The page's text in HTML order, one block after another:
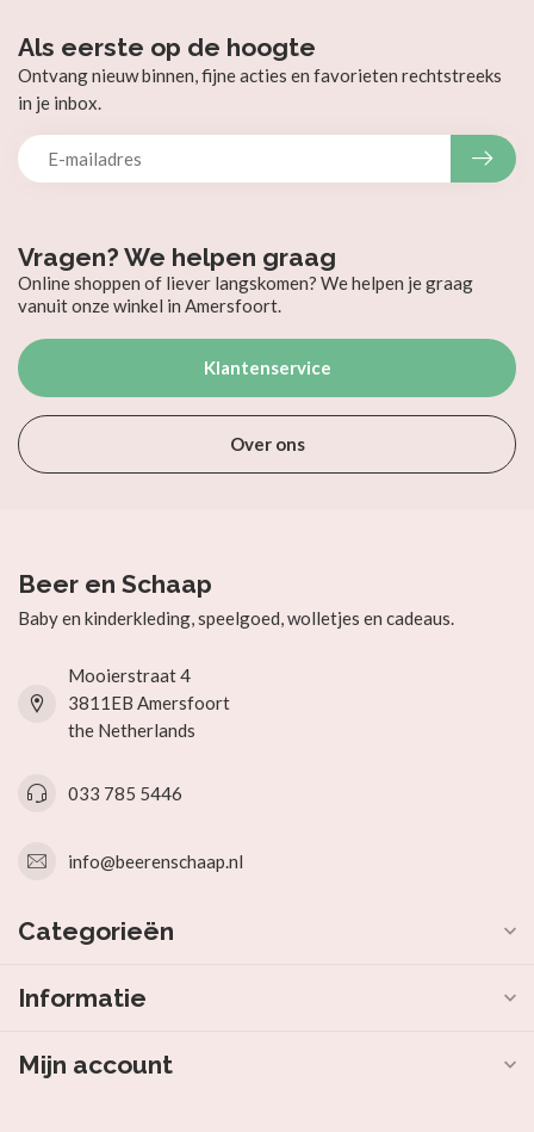
Vragen? We helpen graag
Online shoppen of liever langskomen? We helpen je graag
vanuit onze winkel in Amersfoort.
Klantenservice
Over ons
Als eerste op de hoogte
Ontvang nieuw binnen, fijne acties en favorieten rechtstreeks
in je inbox.
Beer en Schaap
Baby en kinderkleding, speelgoed, wolletjes en cadeaus.
Mooierstraat 4
3811EB Amersfoort
the Netherlands
033 785 5446
info@beerenschaap.nl
Categorieën
Informatie
Mijn account